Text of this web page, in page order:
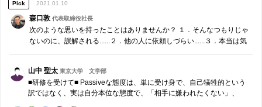
Pick 2021.01.10
森口敦代表取締役社長
次のような思いを持ったことはありませんか？ １．そんなつもりじゃ
ないのに、誤解される......２．他の人に依頼しづらい......３．本当は気
山中 聖太東京大学 文学部
■研修を受けて■ Passiveな態度は、単に受け身で、自己犠牲的という
訳ではなく、実は自分本位な態度で、「相手に嫌われたくない」、